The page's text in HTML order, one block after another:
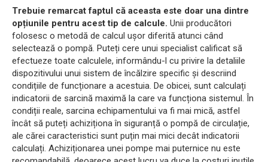
Trebuie remarcat faptul că aceasta este doar una dintre
opțiunile pentru acest tip de calcule. Unii producători
folosesc o metodă de calcul ușor diferită atunci când
selectează o pompă. Puteți cere unui specialist calificat să
efectueze toate calculele, informându-l cu privire la detaliile
dispozitivului unui sistem de încălzire specific și descriind
condițiile de funcționare a acestuia. De obicei, sunt calculați
indicatorii de sarcină maximă la care va funcționa sistemul. În
condiții reale, sarcina echipamentului va fi mai mică, astfel
încât să puteți achiziționa în siguranță o pompă de circulație,
ale cărei caracteristici sunt puțin mai mici decât indicatorii
calculați. Achiziționarea unei pompe mai puternice nu este